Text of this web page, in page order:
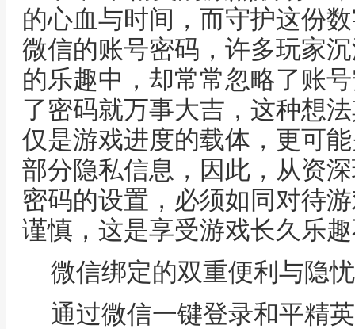
的心血与时间，而守护这份
微信的账号密码，许多玩家
的乐趣中，却常常忽略了账
了密码就万事大吉，这种想
仅是游戏进度的载体，更可
部分隐私信息，因此，从资
密码的设置，必须如同对待
谨慎，这是享受游戏长久乐
微信绑定的双重便利与隐忧
通过微信一键登录和平精